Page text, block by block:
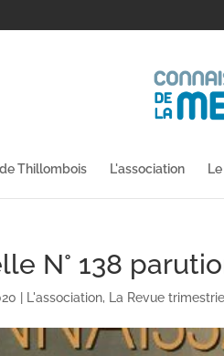
Thillombois L'association
N° 138
| L'association, La Revue